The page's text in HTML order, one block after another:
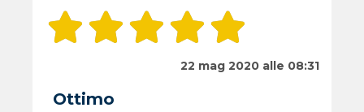
22 mag 2020 alle 08:31
Ottimo